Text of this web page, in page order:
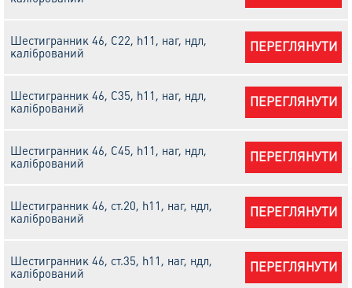
Шестигранник 46, С22, h11, наг, ндл,
калібрований
ПЕРЕГЛЯНУТИ
Шестигранник 46, С35, h11, наг, ндл,
калібрований
ПЕРЕГЛЯНУТИ
Шестигранник 46, С45, h11, наг, ндл,
калібрований
ПЕРЕГЛЯНУТИ
Шестигранник 46, ст.20, h11, наг, ндл,
калібрований
ПЕРЕГЛЯНУТИ
Шестигранник 46, ст.35, h11, наг, ндл,
калібрований
ПЕРЕГЛЯНУТИ